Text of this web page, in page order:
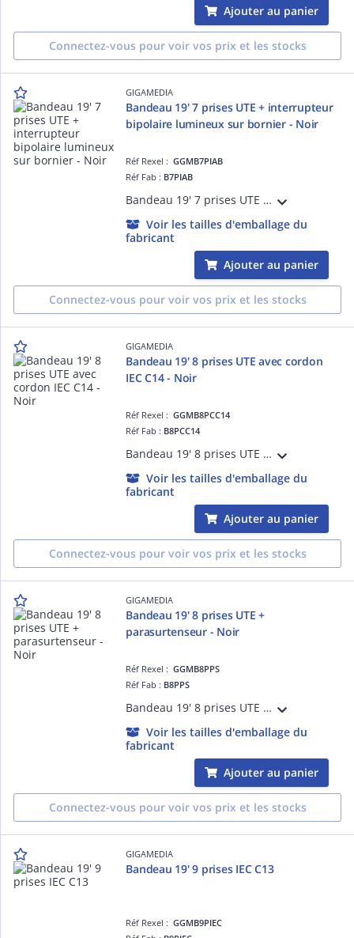
Ajouter au panier
Connectez-vous pour voir vos prix et les stocks
GIGAMEDIA
Bandeau 19' 7 prises UTE + interrupteur
bipolaire lumineux sur bornier - Noir
Réf Rexel :GGMB7PIAB
Réf Fab : B7PIAB
Bandeau 19' 7 prises UTE 2 pôles + terre 16 A - 250 V équipé avec un interrupteur bipolaire lumineux et un bornier d'alimentation - Noir
Voir les tailles d'emballage du
fabricant
Ajouter au panier
Connectez-vous pour voir vos prix et les stocks
GIGAMEDIA
Bandeau 19' 8 prises UTE avec cordon
IEC C14 - Noir
Réf Rexel :GGMB8PCC14
Réf Fab : B8PCC14
Bandeau 19' 8 prises UTE 2 pôles + terre 16 A - 250 V équipé avec un cordon d'alimentation H05VVF 2 m - 3 x 1,5 mm² avec fiche IEC C14 10 A - 250 V - Noir
Voir les tailles d'emballage du
fabricant
Ajouter au panier
Connectez-vous pour voir vos prix et les stocks
GIGAMEDIA
Bandeau 19' 8 prises UTE +
parasurtenseur - Noir
Réf Rexel :GGMB8PPS
Réf Fab : B8PPS
Bandeau 19' 8 prises UTE 2 pôles + terre 16 A - 250 V équipé avec un parasurtenseur et un cordon d'alimentation H05VVF 2 m - 3 x 1,5 mm² avec fiche Schuko 16 A - 250 V - Noir
Voir les tailles d'emballage du
fabricant
Ajouter au panier
Connectez-vous pour voir vos prix et les stocks
GIGAMEDIA
Bandeau 19' 9 prises IEC C13
Réf Rexel :GGMB9PIEC